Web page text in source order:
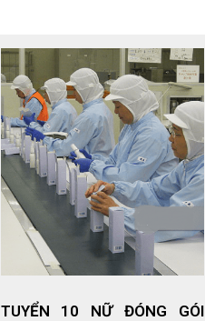
TUYỂN 10 NỮ ĐÓNG GÓI